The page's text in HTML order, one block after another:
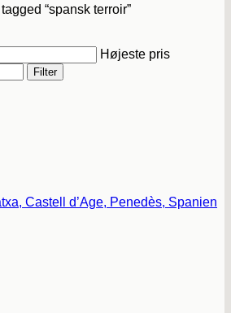
“spansk terroir”
Højeste pris
Filter